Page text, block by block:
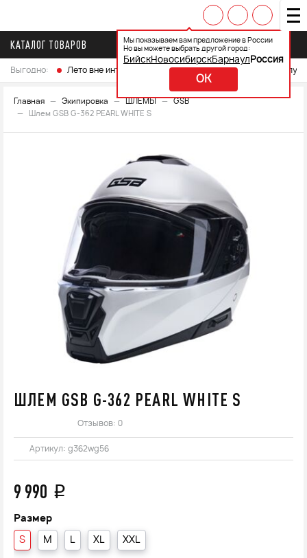
Мы показываем вам предложение в России
Но вы можете выбрать другой город:
БийскНовосибирскБарнаул Россия
OK
КАТАЛОГ ТОВАРОВ
Выгодно: Лето вне интренета Выберите свой мотоцикл и
Главная Экипировка ШЛЕМЫ
GSB
Шлем GSB G-362 PEARL WHITE S
ШЛЕМ GSB G-362 PEARL WHITE S
Отзывов: 0
Артикул: g362wg56
9 990 q
Размер
S M L XL XXL